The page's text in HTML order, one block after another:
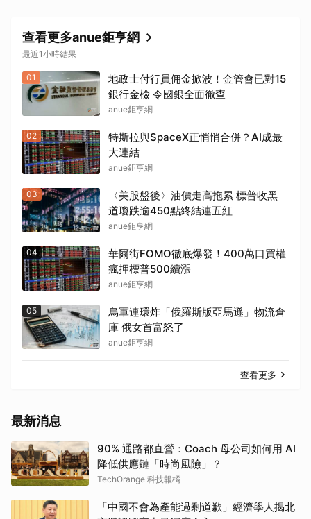
查看更多anue鉅亨網
最近1小時結果
01
地政士付行員佣金掀波！金管會已對15
銀行金檢 令國銀全面徹查
anue鉅亨網
02
特斯拉與SpaceX正悄悄合併？AI成最
大連結
anue鉅亨網
03
〈美股盤後〉油價走高拖累 標普收黑
道瓊跌逾450點終結連五紅
anue鉅亨網
04
華爾街FOMO徹底爆發！400萬口買權
瘋押標普500續漲
anue鉅亨網
05
烏軍連環炸「俄羅斯版亞馬遜」物流倉
庫 俄女首富怒了
anue鉅亨網
查看更多
最新消息
90% 通路都直營：Coach 母公司如何用 AI
降低供應鏈「時尚風險」？
TechOrange 科技報橘
「中國不會為產能過剩道歉」經濟學人揭北
取消